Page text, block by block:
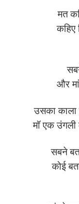
मत
कहिए
और
उसका काला
मॉ एक
सबने
कोई